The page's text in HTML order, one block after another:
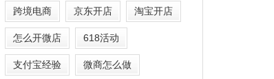
跨境电商 京东开店 淘宝开店
怎么开微店 618活动
支付宝经验 微商怎么做